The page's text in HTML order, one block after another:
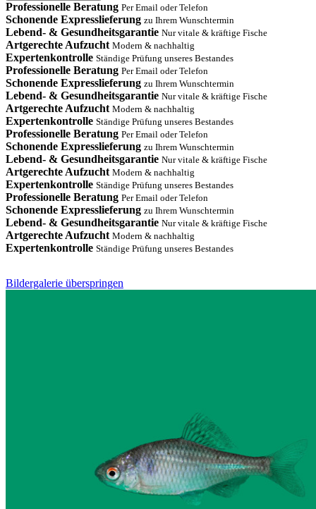
Professionelle Beratung Per Email oder Telefon
Schonende Expresslieferung zu Ihrem Wunschtermin
Lebend- & Gesundheitsgarantie Nur vitale & kräftige Fische
Artgerechte Aufzucht Modern & nachhaltig
Expertenkontrolle Ständige Prüfung unseres Bestandes
Professionelle Beratung Per Email oder Telefon
Schonende Expresslieferung zu Ihrem Wunschtermin
Lebend- & Gesundheitsgarantie Nur vitale & kräftige Fische
Artgerechte Aufzucht Modern & nachhaltig
Expertenkontrolle Ständige Prüfung unseres Bestandes
Professionelle Beratung Per Email oder Telefon
Schonende Expresslieferung zu Ihrem Wunschtermin
Lebend- & Gesundheitsgarantie Nur vitale & kräftige Fische
Artgerechte Aufzucht Modern & nachhaltig
Expertenkontrolle Ständige Prüfung unseres Bestandes
Professionelle Beratung Per Email oder Telefon
Schonende Expresslieferung zu Ihrem Wunschtermin
Lebend- & Gesundheitsgarantie Nur vitale & kräftige Fische
Artgerechte Aufzucht Modern & nachhaltig
Expertenkontrolle Ständige Prüfung unseres Bestandes
Bildergalerie überspringen